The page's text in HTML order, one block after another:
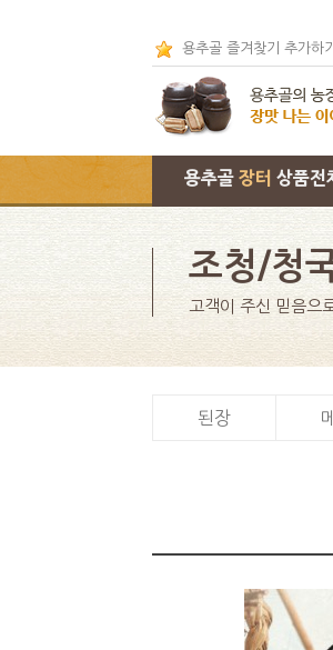
용추골 즐겨찾기 추가하기
용추골 장터 상품전
조청/청
고객이 주신 믿음으
된장